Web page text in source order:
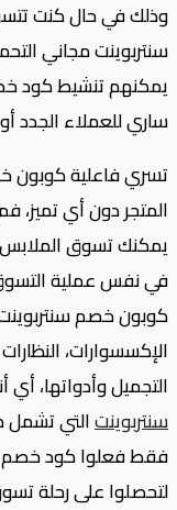
وذلك في حال كنت
سنتربوينت مجاني
يمكنهم تنشيط كود
ساري للعملاء الجدد
تسري فاعلية كوبون
المتجر دون أي تميز،
يمكنك تسوق الملابس
في نفس عملية
كوبون خصم
الإكسسوارات،
التجميل وأدواتها،
سنتربوينتالتي تشمل
فقط فعلوا كود خصم
لتحصلوا على رحلة